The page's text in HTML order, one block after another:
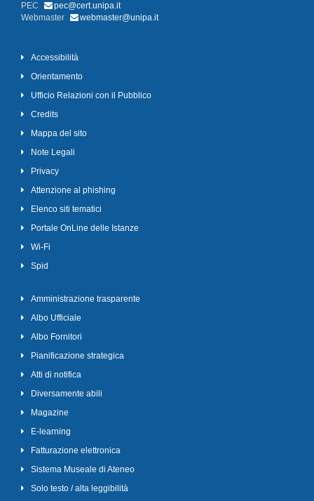
PEC
pec@cert.unipa.it
Webmaster
webmaster@unipa.it
Accessibilità
Orientamento
Ufficio Relazioni con il Pubblico
Credits
Mappa del sito
Note Legali
Privacy
Attenzione al phishing
Elenco siti tematici
Portale OnLine delle Istanze
Wi-Fi
Spid
Amministrazione trasparente
Albo Ufficiale
Albo Fornitori
Pianificazione strategica
Atti di notifica
Diversamente abili
Magazine
E-learning
Fatturazione elettronica
Sistema Museale di Ateneo
Solo testo / alta leggibilità